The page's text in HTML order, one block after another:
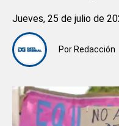
Por Redacción
Jueves, 25 de julio de